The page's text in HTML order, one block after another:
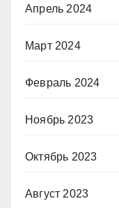
Апрель 2024
Март 2024
Февраль 2024
Ноябрь 2023
Октябрь 2023
Август 2023